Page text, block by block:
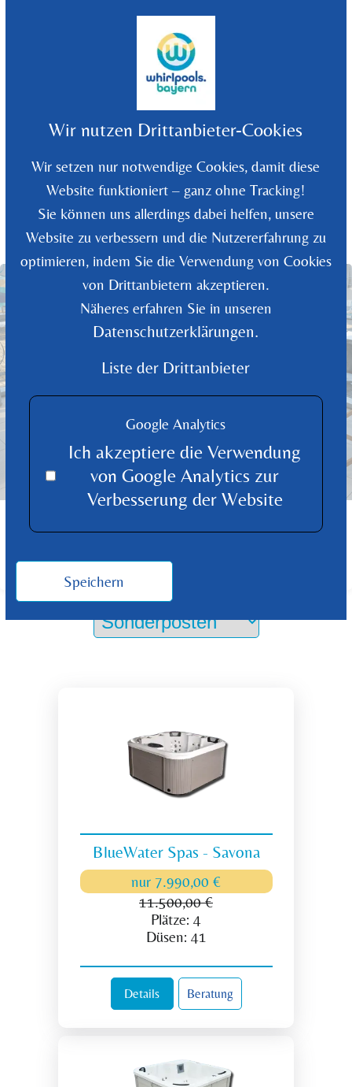
Whirlpools Bayern - Rüdiger Wolf
Wir nutzen Drittanbieter-Cookies
Wir setzen nur notwendige Cookies, damit diese
Website funktioniert – ganz ohne Tracking!
Sie können uns allerdings dabei helfen, unsere
Website zu verbessern und die Nutzererfahrung zu
optimieren, indem Sie die Verwendung von Cookies
von Drittanbietern akzeptieren.
Näheres erfahren Sie in unseren
Datenschutzerklärungen.
Liste der Drittanbieter
Google Analytics
Ich akzeptiere die Verwendung
von Google Analytics zur
Verbesserung der Website
Speichern
FINDEN SIE DAS PASSENDE PRODUKT
Produkt Übersicht
BlueWater Spas - Savona
nur 7.990,00 €
11.500,00 €
Plätze: 4
Düsen: 41
Details Beratung